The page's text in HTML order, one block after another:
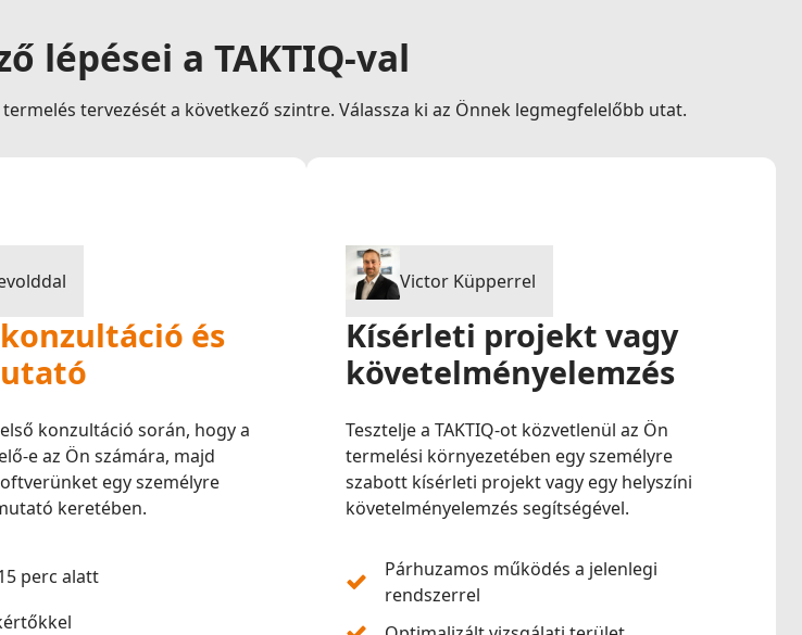
lépései a TAKTIQ-val
tervezését a következő szintre. Válassza ki az Önnek legmegfelelőbb utat.
és
konzultáció során, hogy a
e az Ön számára, majd
egy személyre
keretében.
perc alatt
Victor Küpperrel
Kísérleti projekt vagy
követelményelemzés
Tesztelje a TAKTIQ-ot közvetlenül az Ön
termelési környezetében egy személyre
szabott kísérleti projekt vagy egy helyszíni
követelményelemzés segítségével.
Párhuzamos működés a jelenlegi
rendszerrel